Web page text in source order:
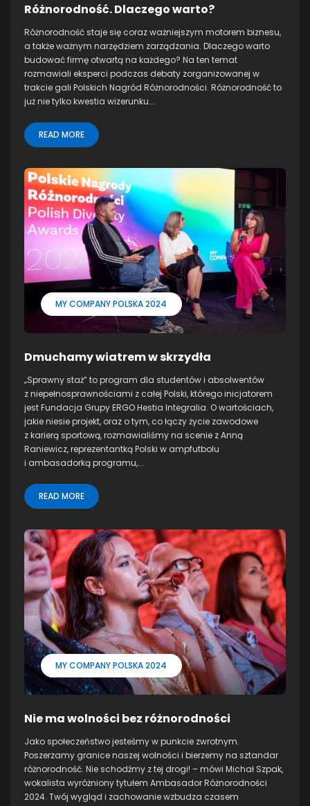
Różnorodność. Dlaczego warto?
Różnorodność staje się coraz ważniejszym motorem biznesu,
a także ważnym narzędziem zarządzania. Dlaczego warto
budować firmę otwartą na każdego? Na ten temat
rozmawiali eksperci podczas debaty zorganizowanej w
trakcie gali Polskich Nagród Różnorodności. Różnorodność to
już nie tylko kwestia wizerunku...
READ MORE
MY COMPANY POLSKA 2024
Dmuchamy wiatrem w skrzydła
„Sprawny staż” to program dla studentów i absolwentów
z niepełnosprawnościami z całej Polski, którego inicjatorem
jest Fundacja Grupy ERGO Hestia Integralia. O wartościach,
jakie niesie projekt, oraz o tym, co łączy życie zawodowe
z karierą sportową, rozmawialiśmy na scenie z Anną
Raniewicz, reprezentantką Polski w ampfutbolu
i ambasadorką programu,...
READ MORE
MY COMPANY POLSKA 2024
Nie ma wolności bez różnorodności
Jako społeczeństwo jesteśmy w punkcie zwrotnym.
Poszerzamy granice naszej wolności i bierzemy na sztandar
różnorodność. Nie schodźmy z tej drogi! – mówi Michał Szpak,
wokalista wyróżniony tytułem Ambasador Różnorodności
2024. Twój wygląd i zachowanie wzbudza czasem